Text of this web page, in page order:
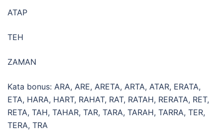
ATAP
TEH
ZAMAN
Kata bonus: ARA, ARE, ARETA, ARTA, ATAR, ERATA,
ETA, HARA, HART, RAHAT, RAT, RATAH, RERATA, RET,
RETA, TAH, TAHAR, TAR, TARA, TARAH, TARRA, TER,
TERA, TRA